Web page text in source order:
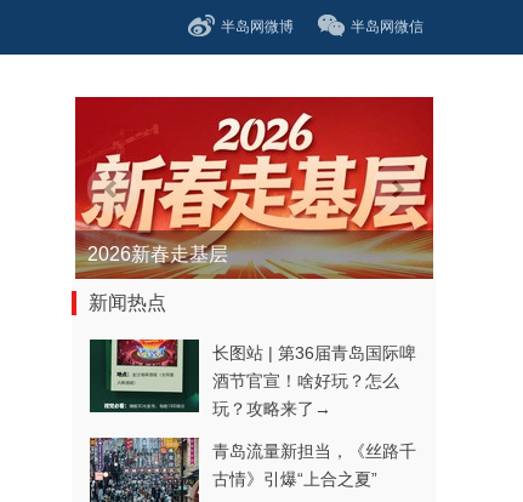
半岛网微博 半岛网微信
青春逐梦正当时——聚焦2026年中...
新闻热点
长图站 | 第36届青岛国际啤
酒节官宣！啥好玩？怎么
玩？攻略来了→
青岛流量新担当，《丝路千
古情》引爆“上合之夏”